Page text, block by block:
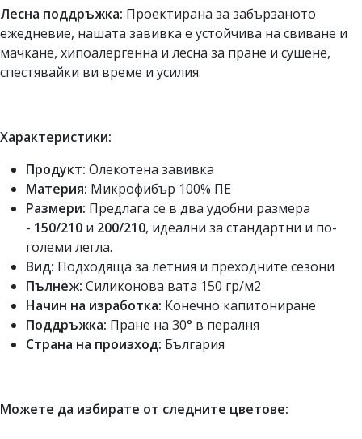
Лесна поддръжка: Проектирана за забързаното
ежедневие, нашата завивка е устойчива на свиване и
мачкане, хипоалергенна и лесна за пране и сушене,
спестявайки ви време и усилия.
Характеристики:
Продукт: Олекотена завивка
Материя: Микрофибър 100% ПЕ
Размери: Предлага се в два удобни размера
- 150/210 и 200/210, идеални за стандартни и по-
големи легла.
Вид: Подходяща за летния и преходните сезони
Пълнеж: Силиконова вата 150 гр/м2
Начин на изработка: Конечно капитониране
Поддръжка: Пране на 30° в пералня
Страна на произход: България
Можете да избирате от следните цветове: